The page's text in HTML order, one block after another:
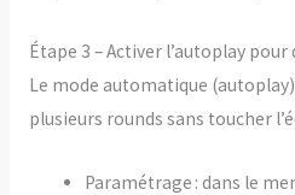
Étape 3 – Activer l’autoplay
Le mode automatique
plusieurs rounds sans toucher
Paramétrage : dans le